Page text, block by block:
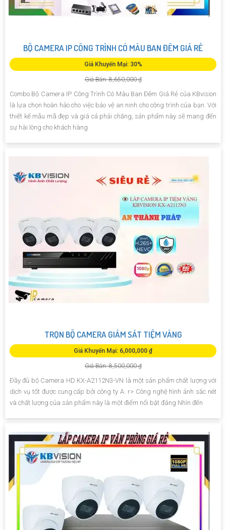
BỘ CAMERA IP CÔNG TRÌNH CÓ MÀU BAN ĐÊM GIÁ RẺ
Giá Khuyến Mại: 30%
Giá Bán: 8,650,000 ₫
Combo Bộ Camera IP Công Trình Có Màu Ban Đêm Giá Rẻ của KBvision
là lựa chọn hoàn hảo cho việc bảo vệ an ninh cho công trình của bạn. Với
thiết kế mẫu mã đẹp và giá cả phải chăng, sản phẩm này sẽ mang đến
sự hài lòng cho khách hàng
TRỌN BỘ CAMERA GIÁM SÁT TIỆM VÀNG
Giá Khuyến Mại: 6,000,000 ₫
Giá Bán: 8,500,000 ₫
Đầy đủ bộ Camera HD KX-A2112N3-VN là một sản phẩm chất lượng với
dịch vụ tốt được cung cấp bởi công ty A. r> Công nghệ hình ảnh sắc nét
và chất lượng của sản phẩm này là một điểm nổi bật đáng Nhìn đến